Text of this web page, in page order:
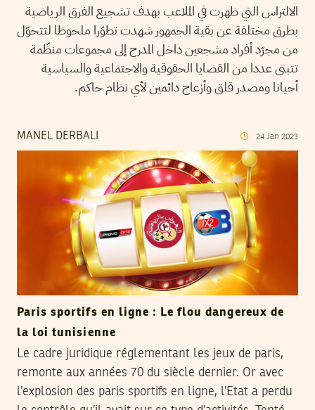
الالتراس التي ظھرت في الملاعب بھدف تشجیع الفرق الریاضیة
بطرق مختلفة عن بقیة الجمھور شھدت تطوّرا ملحوظا لتتحوّل
من مجرّد أفراد مشجعین داخل المدرج إلى مجموعات منظّمة
تتبنى عددا من القضايا الحقوقية والاجتماعية والسياسية
أحيانا ومصدر قلق وأزعاج دائمين لأي نظام حاكم.
MANEL DERBALI 24 Jan 2023
Paris sportifs en ligne : Le flou dangereux de
la loi tunisienne
Le cadre juridique réglementant les jeux de paris,
remonte aux années 70 du siècle dernier. Or avec
l’explosion des paris sportifs en ligne, l’Etat a perdu